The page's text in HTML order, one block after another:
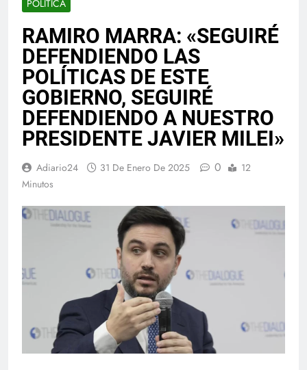
POLITICA
RAMIRO MARRA: «SEGUIRÉ
DEFENDIENDO LAS
POLÍTICAS DE ESTE
GOBIERNO, SEGUIRÉ
DEFENDIENDO A NUESTRO
PRESIDENTE JAVIER MILEI»
Adiario24 31 De Enero De 2025 0
12
Minutos